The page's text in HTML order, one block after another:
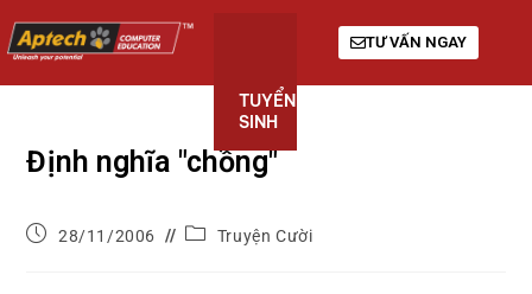
TUYỂN
SINH
TƯ VẤN NGAY
Định nghĩa "chồng"
28/11/2006 Truyện Cười